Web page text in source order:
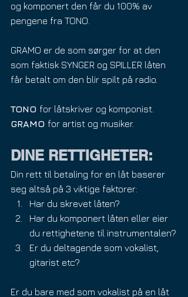
og komponert den får du 100% av
pengene fra TONO.
GRAMO er de som sørger for at den
som faktisk SYNGER og SPILLER låten
får betalt om den blir spilt på radio.
TONO for låtskriver og komponist.
GRAMO for artist og musiker.
DINE RETTIGHETER:
Din rett til betaling for en låt baserer
seg altså på 3 viktige faktorer:
Har du skrevet låten?
Har du komponert låten eller eier
du rettighetene til instrumentalen?
Er du deltagende som vokalist,
gitarist etc?
Er du bare med som vokalist på en låt